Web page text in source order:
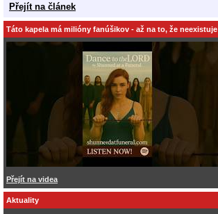
Přejít na článek
Táto kapela má milióny fanúšikov - až na to, že neexistuje
Přejít na videa
Aktuality